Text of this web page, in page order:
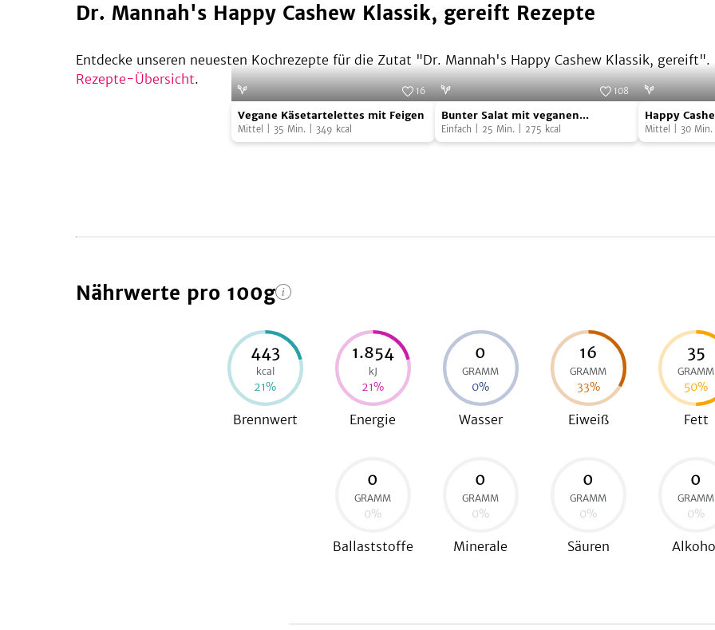
Dr. Mannah's Happy Cashew Klassik, gereift Rezepte
Entdecke unseren neuesten Kochrezepte für die Zutat "Dr. Mannah's Happy Cashew Klassik, gereift".
Rezepte-Übersicht.
Vegane
Käsetartelettes
mit
Foto: SevenCooks
16
Vegane Käsetartelettes mit Feigen
Mittel 35 Min. 349 kcal
Bunter
Salat
mit
108
Bunter Salat mit veganen
Käsenocken
Einfach 25 Min. 275 kcal
Happy
Cashew
im
Happy
Mittel 30 Min.
Nährwerte pro 100g
443
kcal
21%
Brennwert
1.854
kJ
21%
Energie
0
GRAMM
0%
Wasser
16
GRAMM
33%
Eiweiß
35
GRAMM
50%
Fett
0
GRAMM
0%
Ballaststoffe
0
GRAMM
0%
Minerale
0
GRAMM
0%
Säuren
0
GRAMM
0%
Alkohol